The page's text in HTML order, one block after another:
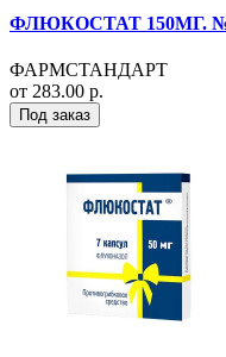
ФЛЮКОСТАТ 150МГ.
ФАРМСТАНДАРТ
от 283.00 р.
Под заказ